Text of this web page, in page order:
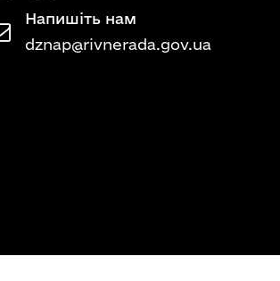
Напишіть нам
dznap@rivnerada.gov.ua